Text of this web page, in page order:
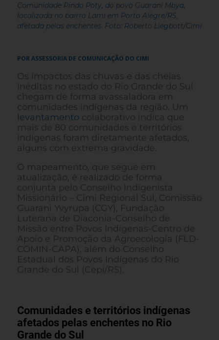
Comunidade Pindo Poty, do povo Guarani Mbya,
localizada no bairro Lami em Porto Alegre/RS,
afetada pelas enchentes. Foto: Roberto Liegbott/Cimi
POR ASSESSORIA DE COMUNICAÇÃO DO CIMI
Os impactos das chuvas e das cheias
inéditas no estado do Rio Grande do Sul
chegam de forma avassaladora em
comunidades indígenas da região. Um
levantamento colaborativo indica que
mais de 80 comunidades e territórios
indígenas foram diretamente afetados,
alguns com extrema gravidade.
O mapeamento, que segue em
atualização, é realizado de forma
conjunta pelo Conselho Indigenista
Missionário – Cimi Regional Sul, Comissão
Guarani Yvyrupa (CGY), Fundação
Luterana de Diaconia-Conselho de
Missão entre Povos Indígenas-Centro de
Apoio e Promoção da Agroecologia (FLD-
COMIN-CAPA), além do Conselho
Estadual dos Povos Indígenas do Rio
Grande do Sul (Cepi/RS).